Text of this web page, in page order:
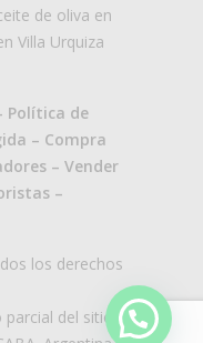
de oliva en
Villa Urquiza
Política de
– Compra
– Vender
–
los derechos
del sitio.